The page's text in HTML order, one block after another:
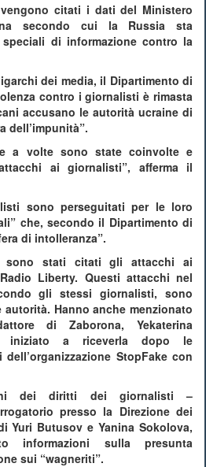
citati i dati del Ministero
secondo cui la Russia sta
di informazione contro la
dei media, il Dipartimento di
contro i giornalisti è rimasta
accusano le autorità ucraine di
dell’impunità”.
a volte sono state coinvolte e
ai giornalisti”, afferma il
sono perseguitati per le loro
che, secondo il Dipartimento di
di intolleranza”.
stati citati gli attacchi ai
Liberty. Questi attacchi nel
gli stessi giornalisti, sono
Hanno anche menzionato
di Zaborona, Yekaterina
iniziato a riceverla dopo le
StopFake con
dei diritti dei giornalisti –
presso la Direzione dei
Yuri Butusov e Yanina Sokolova,
informazioni sulla presunta
sui “wagneriti”.